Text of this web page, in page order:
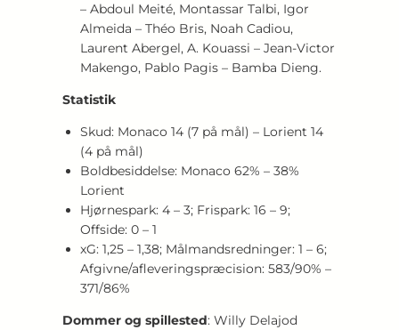
– Abdoul Meité, Montassar Talbi, Igor
Almeida – Théo Bris, Noah Cadiou,
Laurent Abergel, A. Kouassi – Jean‑Victor
Makengo, Pablo Pagis – Bamba Dieng.
Statistik
Skud: Monaco 14 (7 på mål) – Lorient 14
(4 på mål)
Boldbesiddelse: Monaco 62% – 38%
Lorient
Hjørnespark: 4 – 3; Frispark: 16 – 9;
Offside: 0 – 1
xG: 1,25 – 1,38; Målmandsredninger: 1 – 6;
Afgivne/afleveringspræcision: 583/90% –
371/86%
Dommer og spillested: Willy Delajod